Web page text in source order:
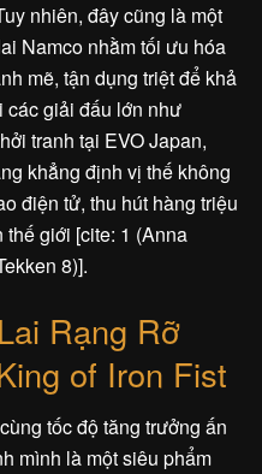
nhiên, đây cũng là một
Namco nhằm tối ưu hóa
mẽ, tận dụng triệt để khả
các giải đấu lớn như
tranh tại EVO Japan,
khẳng định vị thế không
điện tử, thu hút hàng triệu
thế giới [cite: 1 (Anna
8)].
Rạng Rỡ
of Iron Fist
tốc độ tăng trưởng ấn
mình là một siêu phẩm